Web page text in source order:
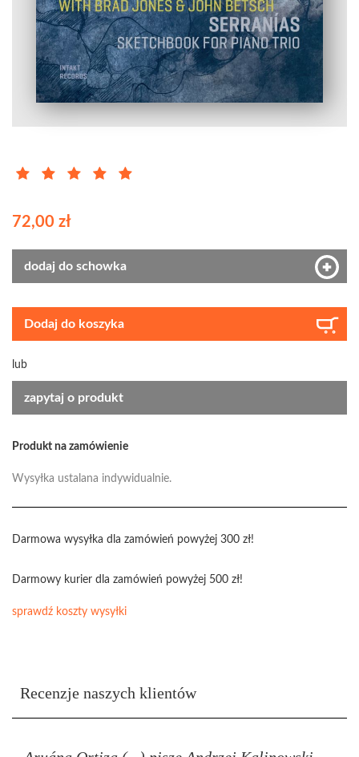
72,00 zł
dodaj do schowka
Dodaj do koszyka
lub
zapytaj o produkt
Produkt na zamówienie
Wysyłka ustalana indywidualnie.
Darmowa wysyłka dla zamówień powyżej 300 zł!
Darmowy kurier dla zamówień powyżej 500 zł!
sprawdź koszty wysyłki
Recenzje naszych klientów